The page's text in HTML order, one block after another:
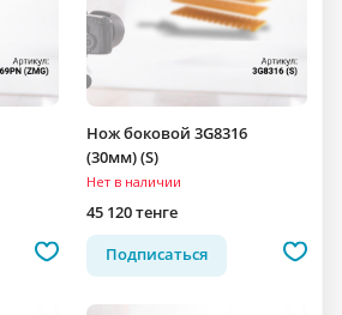
Нож боковой 3G8316
(30мм) (S)
Нет в наличии
45 120 тенге
Подписаться